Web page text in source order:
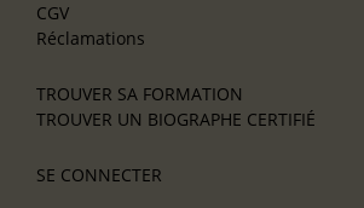
CGV
Réclamations
TROUVER SA FORMATION
TROUVER UN BIOGRAPHE CERTIFIÉ
SE CONNECTER